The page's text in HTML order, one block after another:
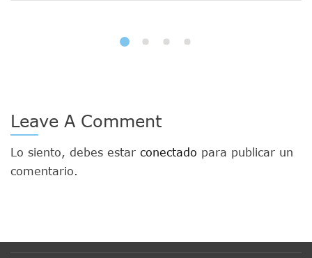
Leave A Comment
Lo siento, debes estar conectado para publicar un
comentario.